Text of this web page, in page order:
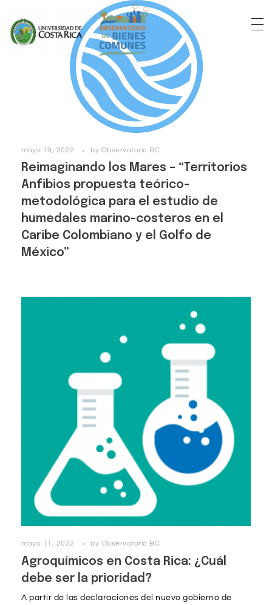
mayo 19, 2022 by Observatorio BC
Reimaginando los Mares – “Territorios
Anfibios propuesta teórico-
metodológica para el estudio de
humedales marino-costeros en el
Caribe Colombiano y el Golfo de
México”
mayo 11, 2022 by Observatorio BC
Agroquímicos en Costa Rica: ¿Cuál
debe ser la prioridad?
A partir de las declaraciones del nuevo gobierno de